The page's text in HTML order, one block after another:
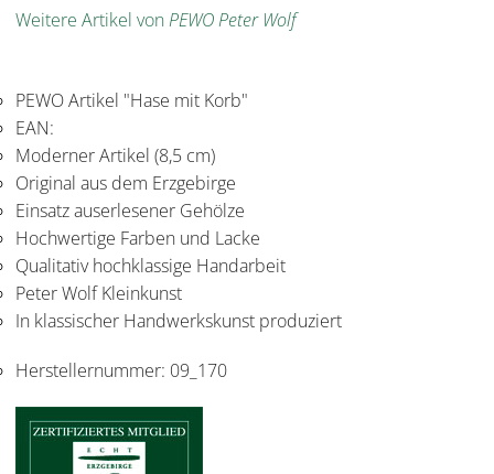
Weitere Artikel vonPEWO Peter Wolf
PEWO Artikel "Hase mit Korb"
EAN:
Moderner Artikel (8,5 cm)
Original aus dem Erzgebirge
Einsatz auserlesener Gehölze
Hochwertige Farben und Lacke
Qualitativ hochklassige Handarbeit
Peter Wolf Kleinkunst
In klassischer Handwerkskunst produziert
Herstellernummer: 09_170